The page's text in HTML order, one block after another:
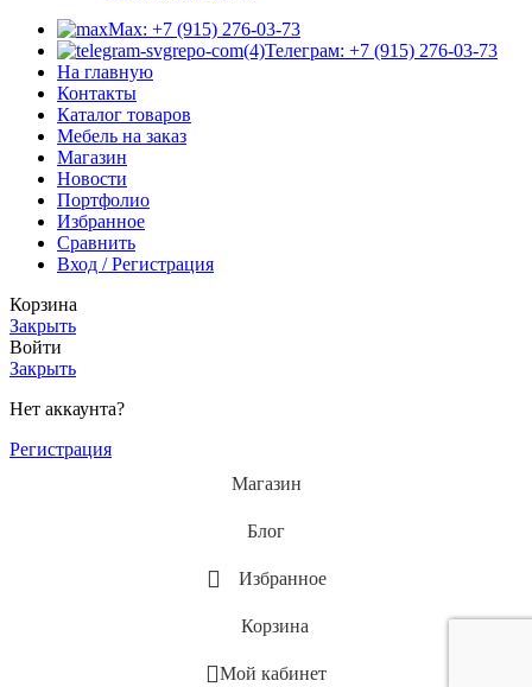
Max: +7 (915) 276-03-73
Телеграм: +7 (915) 276-03-73
На главную
Контакты
Каталог товаров
Мебель на заказ
Магазин
Новости
Портфолио
Избранное
Сравнить
Вход / Регистрация
Корзина
Закрыть
Войти
Закрыть
Нет аккаунта?
Регистрация
Магазин
Блог
Избранное
Корзина
Мой кабинет